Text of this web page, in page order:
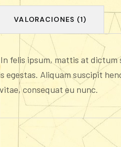
VALORACIONES (1)
felis ipsum, mattis at
Aliquam suscipit
consequat eu nunc.